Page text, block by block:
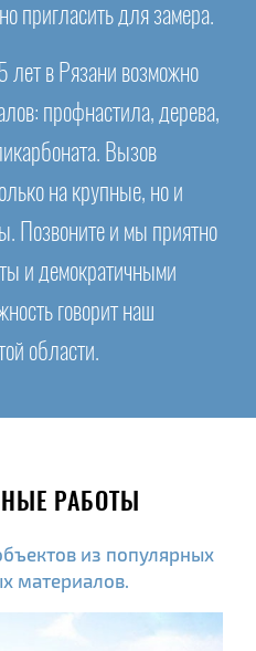
пригласить для замера.
лет в Рязани возможно
профнастила, дерева,
Вызов
на крупные, но и
Позвоните и мы приятно
и демократичными
говорит наш
области.
РАБОТЫ
из популярных
материалов.